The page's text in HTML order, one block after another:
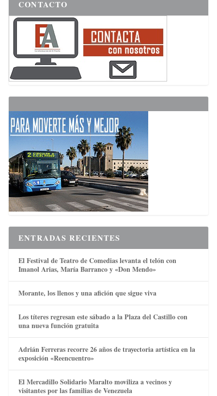
CONTACTO
ENTRADAS RECIENTES
El Festival de Teatro de Comedias levanta el telón con
Imanol Arias, María Barranco y «Don Mendo»
Morante, los llenos y una afición que sigue viva
Los títeres regresan este sábado a la Plaza del Castillo con
una nueva función gratuita
Adrián Ferreras recorre 26 años de trayectoria artística en la
exposición «Reencuentro»
El Mercadillo Solidario Maralto moviliza a vecinos y
visitantes por las familias de Venezuela